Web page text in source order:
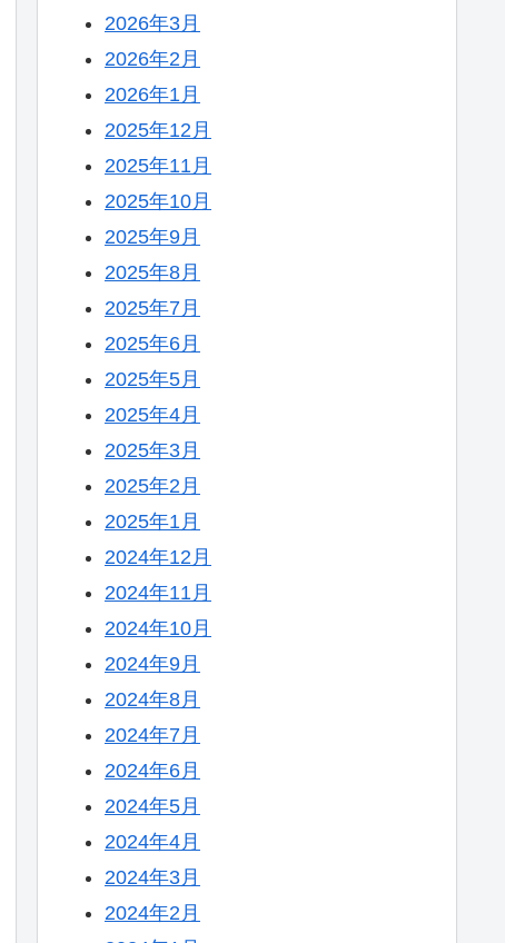
2026年3月
2026年2月
2026年1月
2025年12月
2025年11月
2025年10月
2025年9月
2025年8月
2025年7月
2025年6月
2025年5月
2025年4月
2025年3月
2025年2月
2025年1月
2024年12月
2024年11月
2024年10月
2024年9月
2024年8月
2024年7月
2024年6月
2024年5月
2024年4月
2024年3月
2024年2月